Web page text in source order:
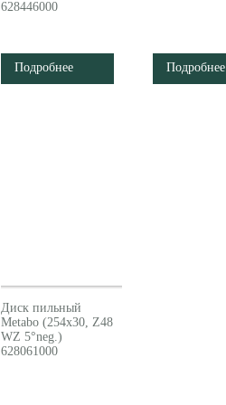
628446000
Подробнее Подробнее
Диск пильный
Metabo (254x30, Z48
WZ 5°neg.)
628061000